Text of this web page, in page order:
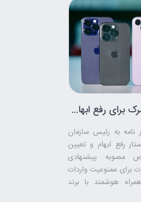
نامه فوری گمرک برای رفع ابهام واردات آیفون
به رئیس سازمان
رفع ابهام و تعیین
مصوبه پیشنهادی
برای ممنوعیت واردات
هوشمند با برند